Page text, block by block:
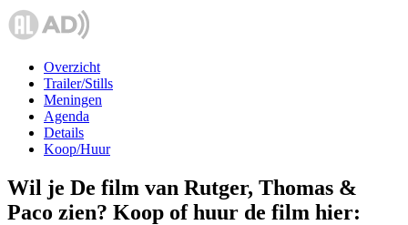
Overzicht
Trailer/Stills
Meningen
Agenda
Details
Koop/Huur
Wil je De film van Rutger, Thomas &
Paco zien? Koop of huur de film hier: